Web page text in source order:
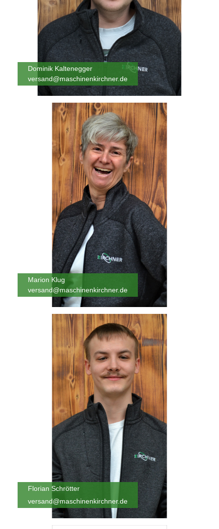
Dominik Kaltenegger
versand@maschinenkirchner.de
Marion Klug
versand@maschinenkirchner.de
Florian Schrötter
versand@maschinenkirchner.de